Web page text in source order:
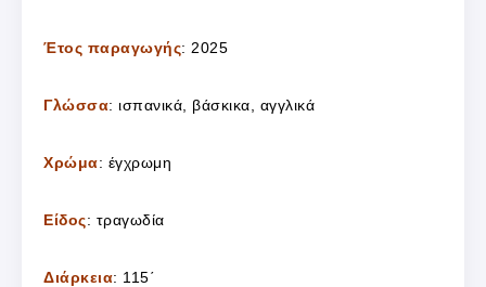
Έτος παραγωγής: 2025
Γλώσσα: ισπανικά, βάσκικα, αγγλικά
Χρώμα: έγχρωμη
Είδος: τραγωδία
Διάρκεια: 115΄